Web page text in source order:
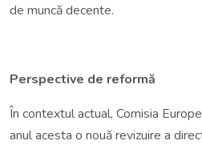
de muncă decente.
Perspective de reformă
În contextul actual, Comisia
anul acesta o nouă revizuire a